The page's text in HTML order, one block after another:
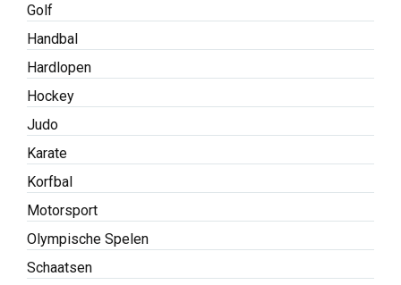
Golf
Handbal
Hardlopen
Hockey
Judo
Karate
Korfbal
Motorsport
Olympische Spelen
Schaatsen